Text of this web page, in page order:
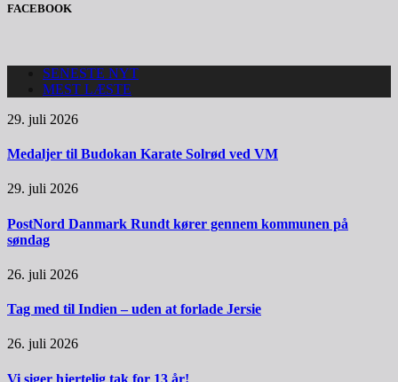
FACEBOOK
SENESTE NYT
MEST LÆSTE
29. juli 2026
Medaljer til Budokan Karate Solrød ved VM
29. juli 2026
PostNord Danmark Rundt kører gennem kommunen på
søndag
26. juli 2026
Tag med til Indien – uden at forlade Jersie
26. juli 2026
Vi siger hjertelig tak for 13 år!